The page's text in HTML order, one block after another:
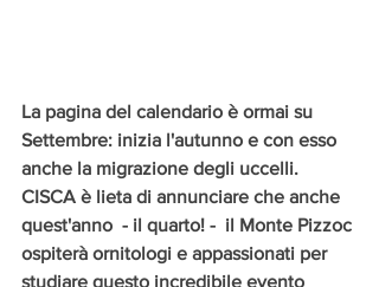
La pagina del calendario è ormai su
Settembre: inizia l'autunno e con esso
anche la migrazione degli uccelli.
CISCA è lieta di annunciare che anche
quest'anno  - il quarto! -  il Monte Pizzoc
ospiterà ornitologi e appassionati per
studiare questo incredibile evento